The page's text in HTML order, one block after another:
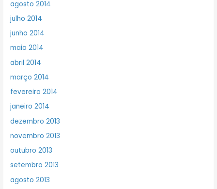
agosto 2014
julho 2014
junho 2014
maio 2014
abril 2014
março 2014
fevereiro 2014
janeiro 2014
dezembro 2013
novembro 2013
outubro 2013
setembro 2013
agosto 2013